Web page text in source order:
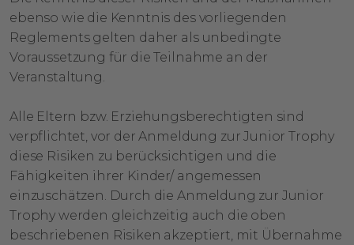
ebenso wie die Kenntnis des vorliegenden
Reglements gelten daher als unbedingte
Voraussetzung für die Teilnahme an der
Veranstaltung.
Alle Eltern bzw. Erziehungsberechtigten sind
verpflichtet, vor der Anmeldung zur Junior Trophy
diese Risiken zu berücksichtigen und die
Fähigkeiten ihrer Kinder/ angemessen
einzuschätzen. Durch die Anmeldung zur Junior
Trophy werden gleichzeitig auch die oben
beschriebenen Risiken akzeptiert, mit Übernahme